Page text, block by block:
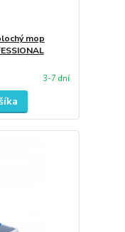
mop
3-7 dní